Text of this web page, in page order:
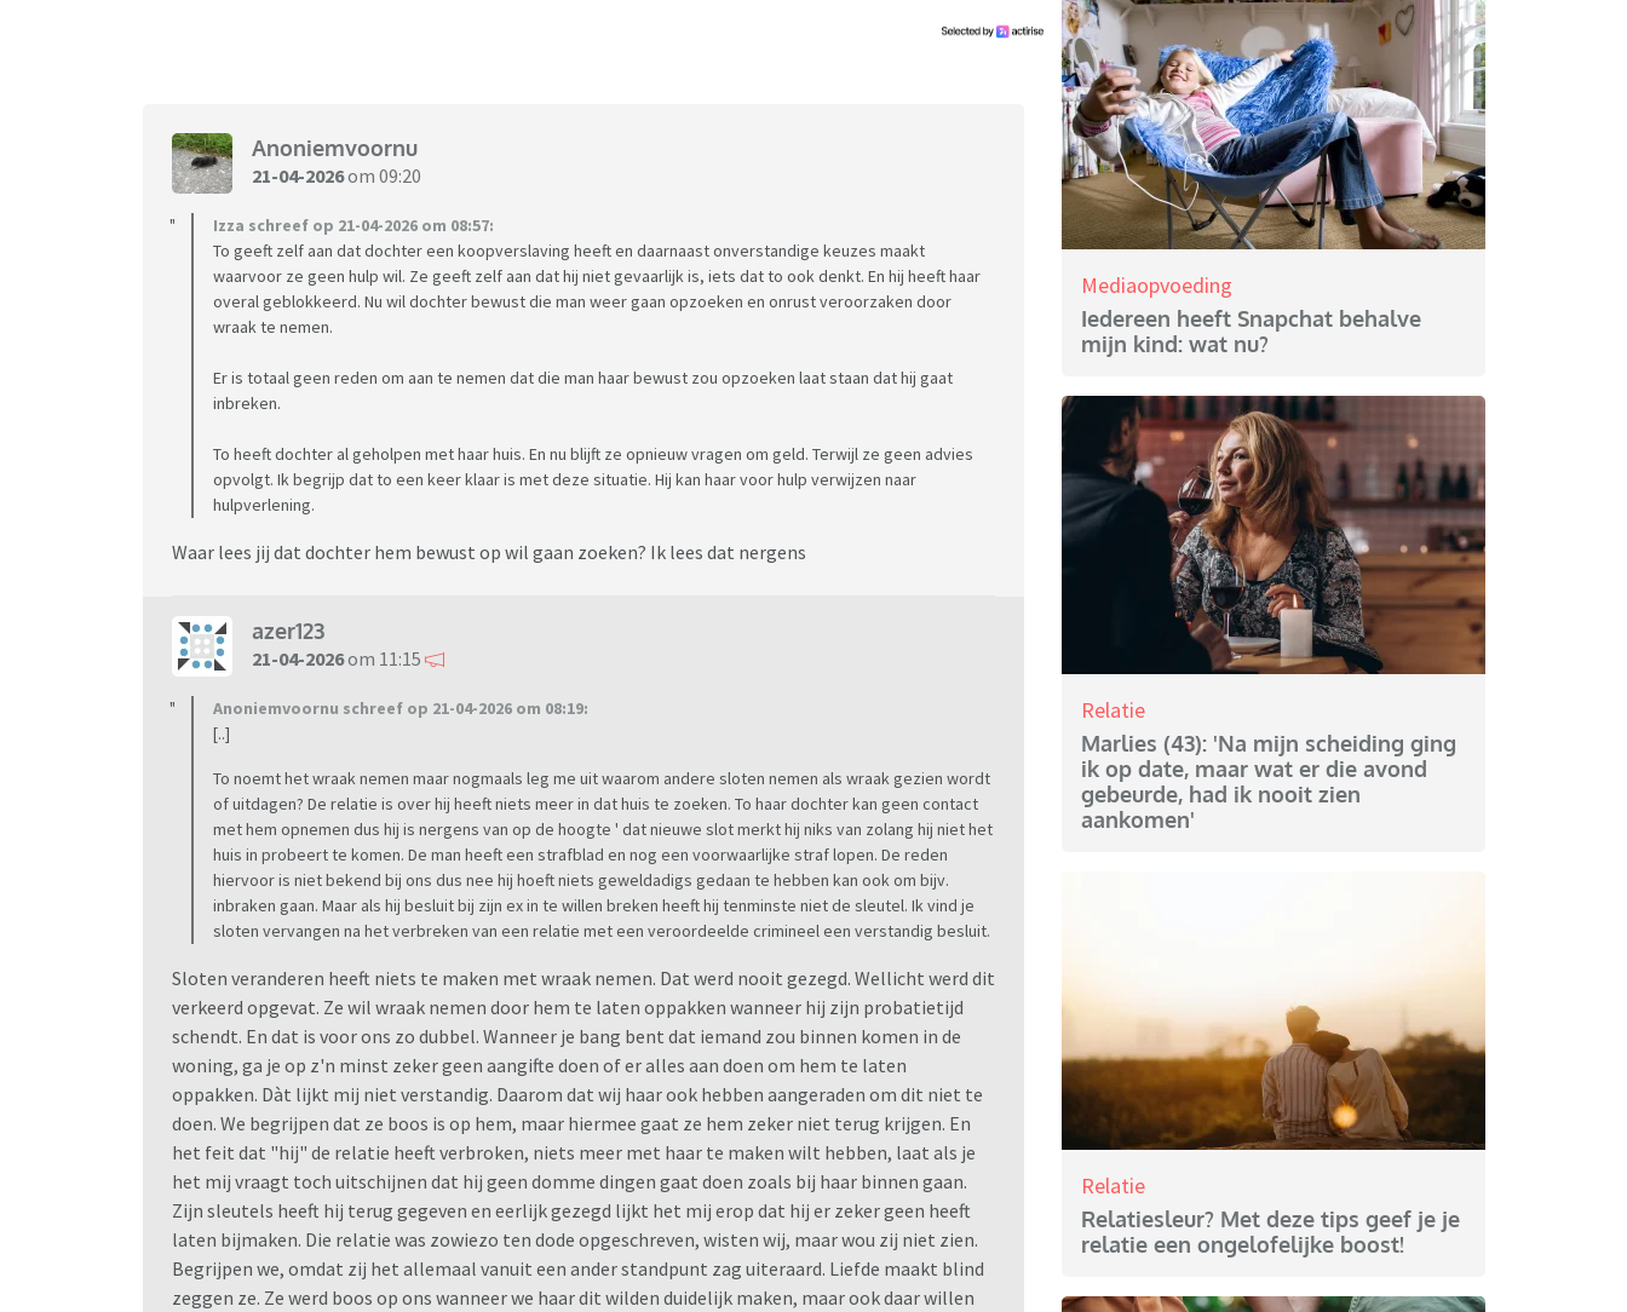
Anoniemvoornu
21-04-2026om 09:20
Izza schreef op 21-04-2026 om 08:57:
To geeft zelf aan dat dochter een koopverslaving heeft en daarnaast onverstandige keuzes maakt
waarvoor ze geen hulp wil. Ze geeft zelf aan dat hij niet gevaarlijk is, iets dat to ook denkt. En hij heeft haar
overal geblokkeerd. Nu wil dochter bewust die man weer gaan opzoeken en onrust veroorzaken door
wraak te nemen.
Er is totaal geen reden om aan te nemen dat die man haar bewust zou opzoeken laat staan dat hij gaat
inbreken.
To heeft dochter al geholpen met haar huis. En nu blijft ze opnieuw vragen om geld. Terwijl ze geen advies
opvolgt. Ik begrijp dat to een keer klaar is met deze situatie. Hij kan haar voor hulp verwijzen naar
hulpverlening.
Waar lees jij dat dochter hem bewust op wil gaan zoeken? Ik lees dat nergens
azer123
21-04-2026om 11:15
Anoniemvoornu schreef op 21-04-2026 om 08:19:
[..]
To noemt het wraak nemen maar nogmaals leg me uit waarom andere sloten nemen als wraak gezien wordt
of uitdagen? De relatie is over hij heeft niets meer in dat huis te zoeken. To haar dochter kan geen contact
met hem opnemen dus hij is nergens van op de hoogte ' dat nieuwe slot merkt hij niks van zolang hij niet het
huis in probeert te komen. De man heeft een strafblad en nog een voorwaarlijke straf lopen. De reden
hiervoor is niet bekend bij ons dus nee hij hoeft niets geweldadigs gedaan te hebben kan ook om bijv.
inbraken gaan. Maar als hij besluit bij zijn ex in te willen breken heeft hij tenminste niet de sleutel. Ik vind je
sloten vervangen na het verbreken van een relatie met een veroordeelde crimineel een verstandig besluit.
Sloten veranderen heeft niets te maken met wraak nemen. Dat werd nooit gezegd. Wellicht werd dit
verkeerd opgevat. Ze wil wraak nemen door hem te laten oppakken wanneer hij zijn probatietijd
schendt. En dat is voor ons zo dubbel. Wanneer je bang bent dat iemand zou binnen komen in de
woning, ga je op z'n minst zeker geen aangifte doen of er alles aan doen om hem te laten
oppakken. Dàt lijkt mij niet verstandig. Daarom dat wij haar ook hebben aangeraden om dit niet te
doen. We begrijpen dat ze boos is op hem, maar hiermee gaat ze hem zeker niet terug krijgen. En
het feit dat "hij" de relatie heeft verbroken, niets meer met haar te maken wilt hebben, laat als je
het mij vraagt toch uitschijnen dat hij geen domme dingen gaat doen zoals bij haar binnen gaan.
Zijn sleutels heeft hij terug gegeven en eerlijk gezegd lijkt het mij erop dat hij er zeker geen heeft
laten bijmaken. Die relatie was zowiezo ten dode opgeschreven, wisten wij, maar wou zij niet zien.
Begrijpen we, omdat zij het allemaal vanuit een ander standpunt zag uiteraard. Liefde maakt blind
zeggen ze. Ze werd boos op ons wanneer we haar dit wilden duidelijk maken, maar ook daar willen
Mediaopvoeding
Iedereen heeft Snapchat behalve
mijn kind: wat nu?
Relatie
Marlies (43): 'Na mijn scheiding ging
ik op date, maar wat er die avond
gebeurde, had ik nooit zien
aankomen'
Relatie
Relatiesleur? Met deze tips geef je je
relatie een ongelofelijke boost!